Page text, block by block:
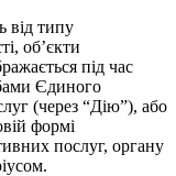
від типу
об’єкти
під час
Єдиного
(через “Дію”), або
формі
послуг, органу